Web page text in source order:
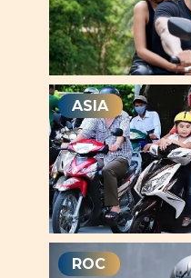
ASIA
ROC